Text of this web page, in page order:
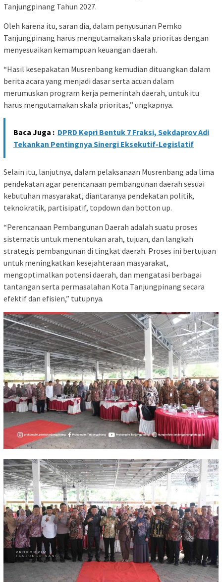
Tanjungpinang Tahun 2027.
Oleh karena itu, saran dia, dalam penyusunan Pemko
Tanjungpinang harus mengutamakan skala prioritas dengan
menyesuaikan kemampuan keuangan daerah.
“Hasil kesepakatan Musrenbang kemudian dituangkan dalam
berita acara yang menjadi dasar serta acuan dalam
merumuskan program kerja pemerintah daerah, untuk itu
harus mengutamakan skala prioritas,” ungkapnya.
Baca Juga : DPRD Kepri Bentuk 7 Fraksi, Sekdaprov Adi
Tekankan Pentingnya Sinergi Eksekutif-Legislatif
Selain itu, lanjutnya, dalam pelaksanaan Musrenbang ada lima
pendekatan agar perencanaan pembangunan daerah sesuai
kebutuhan masyarakat, diantaranya pendekatan politik,
teknokratik, partisipatif, topdown dan botton up.
“Perencanaan Pembangunan Daerah adalah suatu proses
sistematis untuk menentukan arah, tujuan, dan langkah
strategis pembangunan di tingkat daerah. Proses ini bertujuan
untuk meningkatkan kesejahteraan masyarakat,
mengoptimalkan potensi daerah, dan mengatasi berbagai
tantangan serta permasalahan Kota Tanjungpinang secara
efektif dan efisien,” tutupnya.